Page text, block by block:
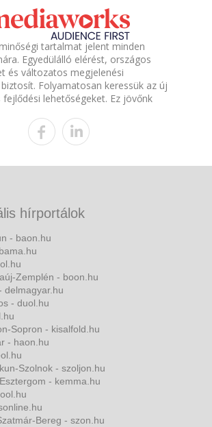
tartalmat jelent minden
Egyedülálló elérést, országos
és változatos megjelenési
Folyamatosan keressük az új
fejlődési lehetőségeket. Ez jövőnk
hírportálok
- baon.hu
Zemplén - boon.hu
delmagyar.hu
- duol.hu
Sopron - kisalfold.hu
- haon.hu
Szolnok - szoljon.hu
- kemma.hu
Bereg - szon.hu